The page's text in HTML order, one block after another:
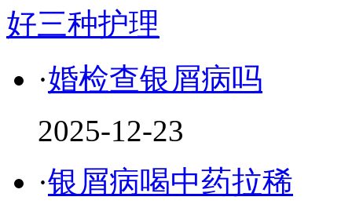
·婚检查银屑病吗
2025-12-23
·银屑病喝中药拉稀